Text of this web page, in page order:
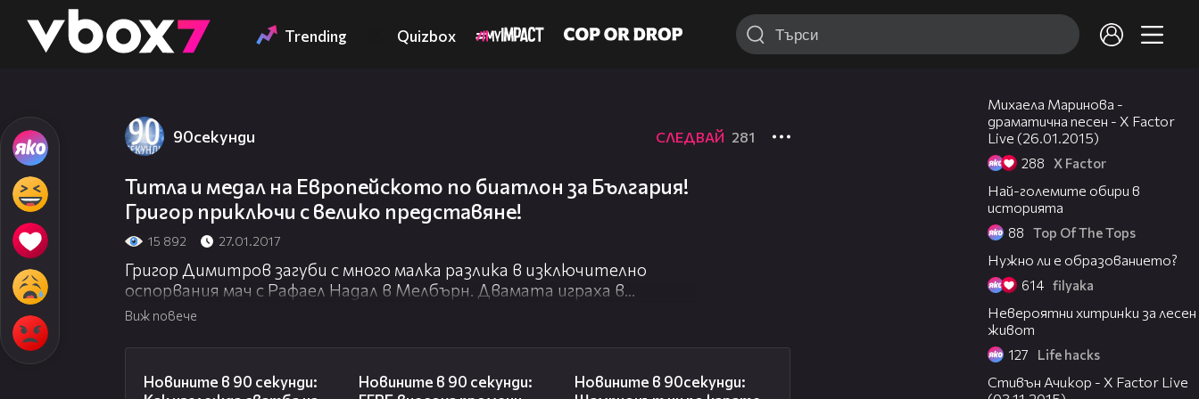
👾 Trending Quizbox
90секунди СЛЕДВАЙ 281
Титла и медал на Европейското по биатлон за България!
Григор приключи с велико представяне!
15 892 27.01.2017
Григор Димитров загуби с много малка разлика в изключително
оспорвания мач с Рафаел Надал в Мелбърн. Двамата играха в
продължение на почти 5 часа. Въпреки че загуби, по всичко личи, че
https://vesti.bg/lyubopitno/lyubopitno/shte-izdyrzhat-li-nervite-na-
grisho-nadal-vodi-6064697
Виж повече
Новините в 90 секунди:
Новините в 90 секунди:
Новините в 90секунди:
Михаела Маринова -
драматична песен - X Factor
Live (26.01.2015)
288 X Factor
Най-големите обири в
историята
88 Top Of The Tops
Нужно ли е образованието?
614 filyaka
Невероятни хитринки за лесен
живот
127 Life hacks
Стивън Ачикор - X Factor Live